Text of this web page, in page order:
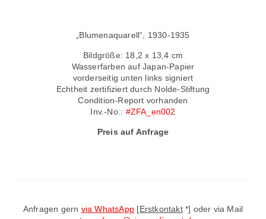
„Blumenaquarell“, 1930-1935
Bildgröße: 18,2 x 13,4 cm
Wasserfarben auf Japan-Papier
vorderseitig unten links signiert
Echtheit zertifiziert durch Nolde-Stiftung
Condition-Report vorhanden
Inv.-No.: #ZFA_en002
Preis auf Anfrage
Anfragen gern via WhatsApp [Erstkontakt*] oder via Mail